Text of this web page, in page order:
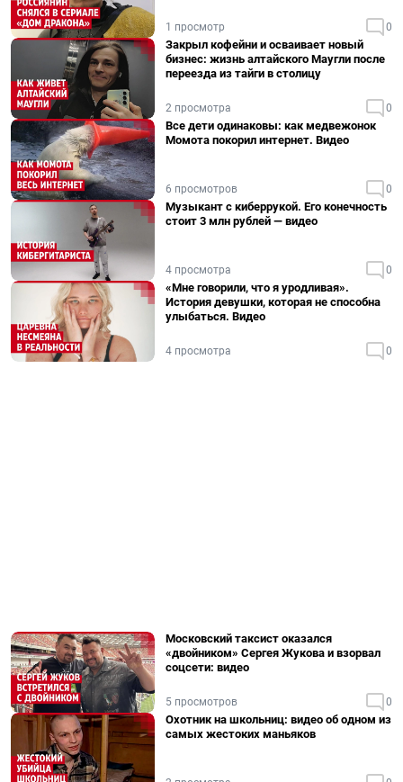
1 просмотр 0
Закрыл кофейни и осваивает новый
бизнес: жизнь алтайского Маугли после
переезда из тайги в столицу
2 просмотра 0
Все дети одинаковы: как медвежонок
Момота покорил интернет. Видео
6 просмотров 0
Музыкант с киберрукой. Его конечность
стоит 3 млн рублей — видео
4 просмотра 0
«Мне говорили, что я уродливая».
История девушки, которая не способна
улыбаться. Видео
4 просмотра 0
Московский таксист оказался
«двойником» Сергея Жукова и взорвал
соцсети: видео
5 просмотров 0
Охотник на школьниц: видео об одном из
самых жестоких маньяков